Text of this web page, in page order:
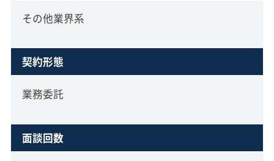
その他業界系
契約形態
業務委託
面談回数